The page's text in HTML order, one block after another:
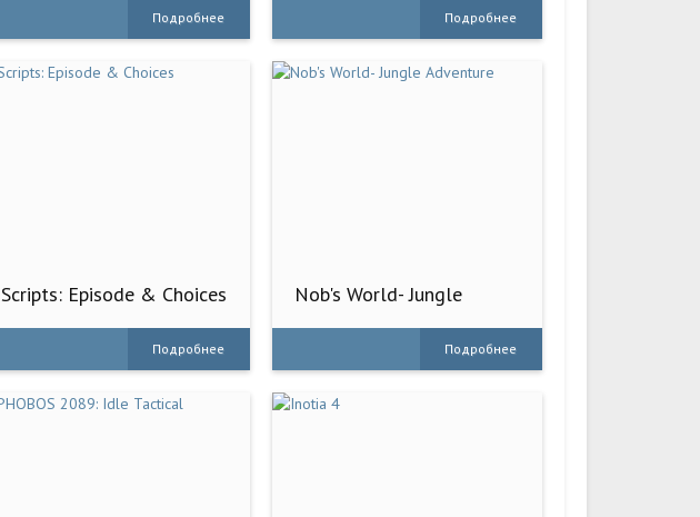
Подробнее Подробнее
Scripts: Episode & Choices
Подробнее
Nob's World- Jungle
Подробнее